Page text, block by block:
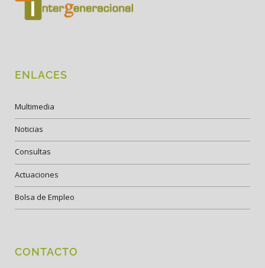
ENLACES
Multimedia
Noticias
Consultas
Actuaciones
Bolsa de Empleo
CONTACTO